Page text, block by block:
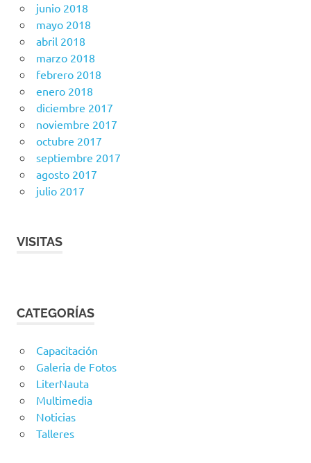
junio 2018
mayo 2018
abril 2018
marzo 2018
febrero 2018
enero 2018
diciembre 2017
noviembre 2017
octubre 2017
septiembre 2017
agosto 2017
julio 2017
VISITAS
CATEGORÍAS
Capacitación
Galeria de Fotos
LiterNauta
Multimedia
Noticias
Talleres